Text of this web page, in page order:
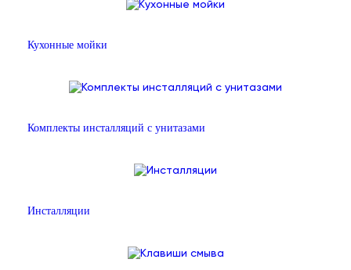
Кухонные мойки
Комплекты инсталляций с унитазами
Инсталляции